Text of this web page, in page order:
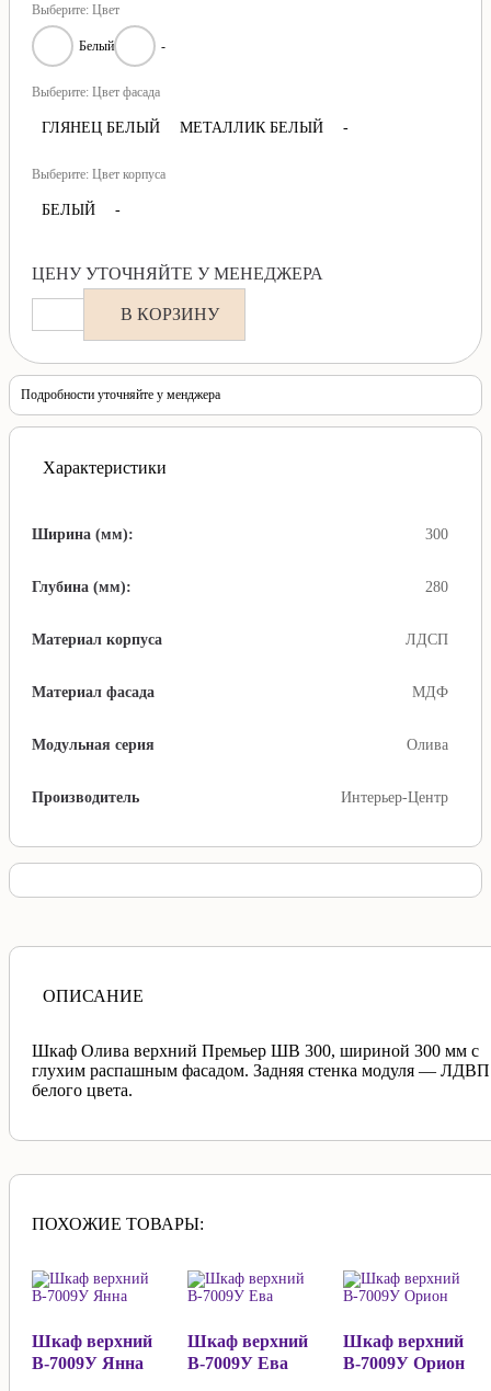
Выберите: Цвет
Белый -
Выберите: Цвет фасада
ГЛЯНЕЦ БЕЛЫЙ МЕТАЛЛИК БЕЛЫЙ -
Выберите: Цвет корпуса
БЕЛЫЙ -
ЦЕНУ УТОЧНЯЙТЕ У МЕНЕДЖЕРА
В КОРЗИНУ
Подробности уточняйте у менджера
Характеристики
Ширина (мм): 300
Глубина (мм): 280
Материал корпуса ЛДСП
Материал фасада МДФ
Модульная серия Олива
Производитель Интерьер-Центр
ОПИСАНИЕ
Шкаф Олива верхний Премьер ШВ 300, шириной 300 мм с
глухим распашным фасадом. Задняя стенка модуля — ЛДВП
белого цвета.
ПОХОЖИЕ ТОВАРЫ:
Шкаф верхний
В-7009У Янна
Шкаф верхний
В-7009У Ева
Шкаф верхний
В-7009У Орион